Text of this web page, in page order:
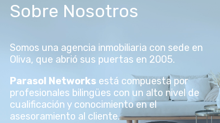
Sobre Nosotros
Somos una agencia inmobiliaria con sede en
Oliva, que abrió sus puertas en 2005.
Parasol Networks está compuesta por
profesionales bilingües con un alto nivel de
cualificación y conocimiento en el
asesoramiento al cliente.